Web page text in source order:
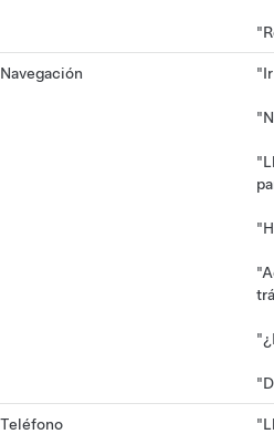
Navegación
Teléfono